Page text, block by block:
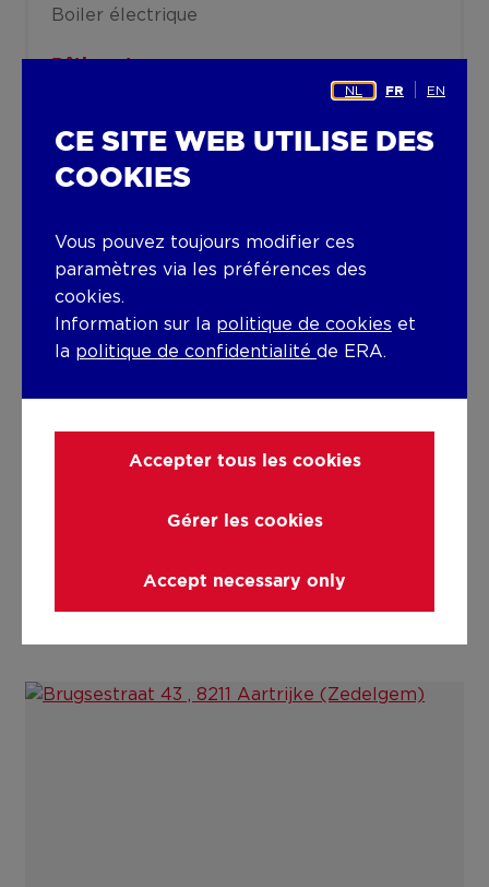
Boiler électrique
1949
Non
Détails
NL FR EN
CE SITE WEB UTILISE DES
COOKIES
Vous pouvez toujours modifier ces
paramètres via les préférences des
cookies.
Information sur la politique de cookies et
la politique de confidentialité de ERA.
Accepter tous les cookies
Gérer les cookies
Accept necessary only